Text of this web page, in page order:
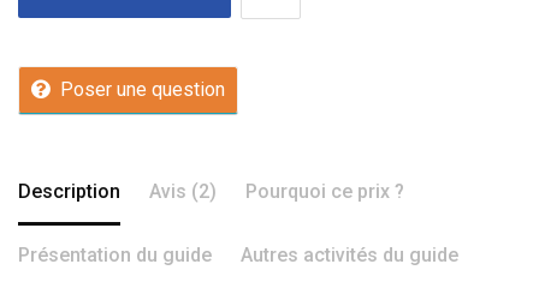
Poser une question
Description Avis (2) Pourquoi ce prix ?
Présentation du guide Autres activités du guide